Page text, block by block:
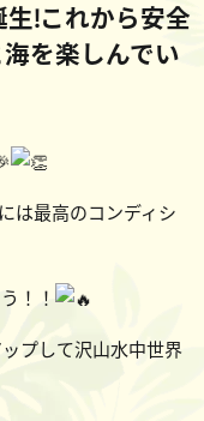
生!これから安全
を楽しんでい
は最高のコンディシ
！！
プして沢山水中世界